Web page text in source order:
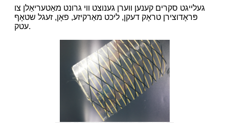
געלייגט סקרים קענען ווערן גענוצט ווי גרונט מאַטעריאַלן צו
פּראָדוצירן טראָק דעקן, ליכט מאַרקיזע, פאָן, זעגל שטאָף
עטק.